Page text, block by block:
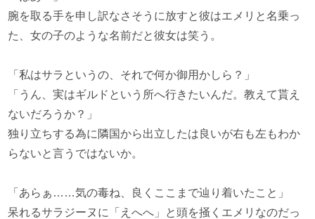
腕を取る手を申し訳なさそうに放すと彼はエメリと名乗っ
た、女の子のような名前だと彼女は笑う。
「私はサラというの、それで何か御用かしら？」
「うん、実はギルドという所へ行きたいんだ。教えて貰え
ないだろうか？」
独り立ちする為に隣国から出立したは良いが右も左もわか
らないと言うではないか。
「あらぁ……気の毒ね、良くここまで辿り着いたこと」
呆れるサラジーヌに「えへへ」と頭を掻くエメリなのだっ